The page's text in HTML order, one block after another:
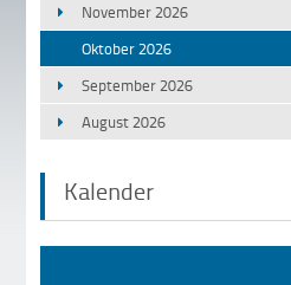
November 2026
Oktober 2026
September 2026
August 2026
Kalender